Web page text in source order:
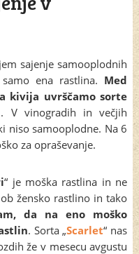
sajenje samooplodnih
ena rastlina. Med
kivija uvrščamo sorte
. V vinogradih in večjih
niso samooplodne. Na 6
za opraševanje.
“ je moška rastlina in ne
žensko rastlino in tako
da na eno moško
. Sorta „Scarlet“ nas
že v mesecu avgustu